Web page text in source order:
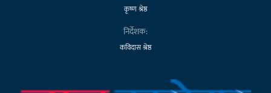
कृष्ण श्रेष्ठ
निर्देशक:
कविदास श्रेष्ठ